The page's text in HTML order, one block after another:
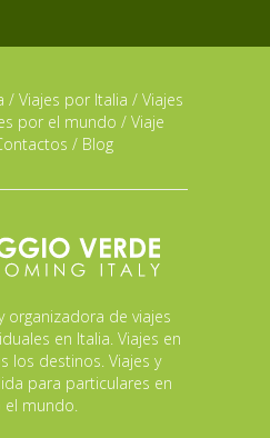
/ Viajes por Italia / Viajes
por el mundo / Viaje
/ Blog
organizadora de viajes
en Italia. Viajes en
los destinos. Viajes y
para particulares en
mundo.